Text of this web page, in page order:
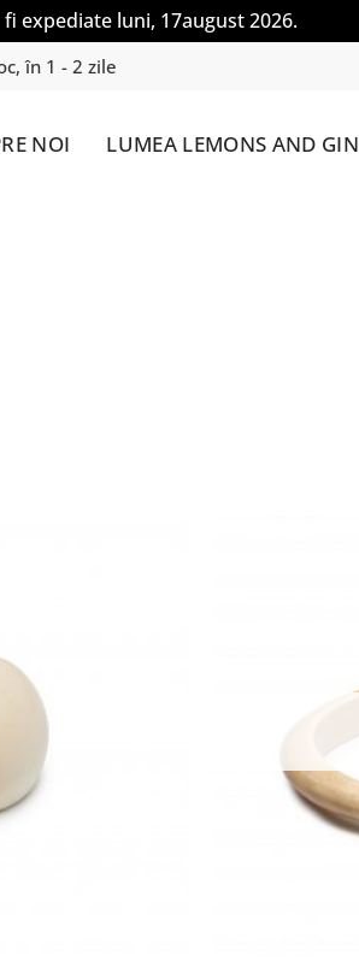
expediate luni, 17august 2026.
în 1 - 2 zile
NOI LUMEA LEMONS AND GIN